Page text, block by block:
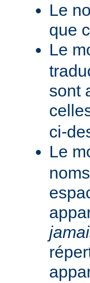
Le
que
Le
sont
ci-
Le